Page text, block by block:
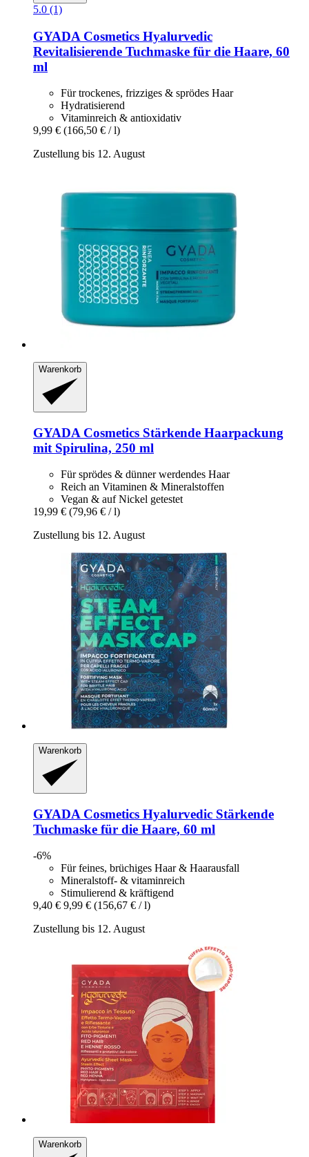
5.0 (1)
GYADA Cosmetics Hyalurvedic
Revitalisierende Tuchmaske für die Haare, 60
ml
Für trockenes, frizziges & sprödes Haar
Hydratisierend
Vitaminreich & antioxidativ
9,99 € (166,50 € / l)
Zustellung bis 12. August
Warenkorb
GYADA Cosmetics Stärkende Haarpackung
mit Spirulina, 250 ml
Für sprödes & dünner werdendes Haar
Reich an Vitaminen & Mineralstoffen
Vegan & auf Nickel getestet
19,99 € (79,96 € / l)
Zustellung bis 12. August
Warenkorb
GYADA Cosmetics Hyalurvedic Stärkende
Tuchmaske für die Haare, 60 ml
-6%
Für feines, brüchiges Haar & Haarausfall
Mineralstoff- & vitaminreich
Stimulierend & kräftigend
9,40 € 9,99 € (156,67 € / l)
Zustellung bis 12. August
Warenkorb